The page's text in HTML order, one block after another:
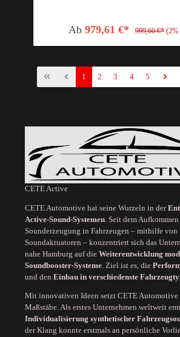
Ab 979,61 €* 999,60 €* (2%
1 2 3 4 5
CETE Active
CETE Automotive hat seine Wurzeln in der
Active-Sound-Systemen . Seit dem
Sounderzeugung in Fahrzeugen – mithilfe von
Soundaktuatoren – konzentriert sich das
nahe Hamburg auf die Weiterentwicklung
Soundbooster-Systeme . Ziel ist es, die
und den Einbau in verschiedenste
Mit innovativen Ideen setzt CETE Automotive
Maßstäbe. Als erstes Unternehmen weltweit
Individualisierung synthetischer
der Klang konnte erstmals an persönliche